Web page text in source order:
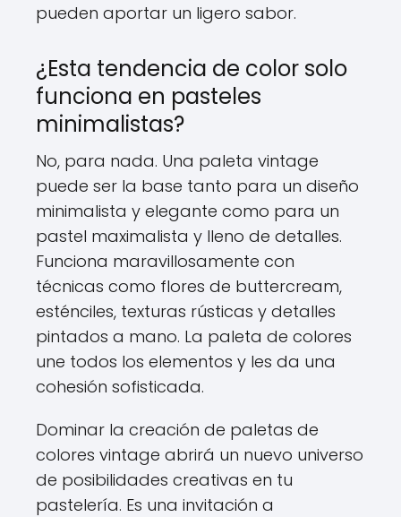
pueden aportar un ligero sabor.
¿Esta tendencia de color solo
funciona en pasteles
minimalistas?
No, para nada. Una paleta vintage
puede ser la base tanto para un diseño
minimalista y elegante como para un
pastel maximalista y lleno de detalles.
Funciona maravillosamente con
técnicas como flores de buttercream,
esténciles, texturas rústicas y detalles
pintados a mano. La paleta de colores
une todos los elementos y les da una
cohesión sofisticada.
Dominar la creación de paletas de
colores vintage abrirá un nuevo universo
de posibilidades creativas en tu
pastelería. Es una invitación a